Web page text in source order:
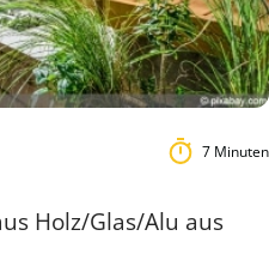
7 Minuten
Holz/Glas/Alu aus